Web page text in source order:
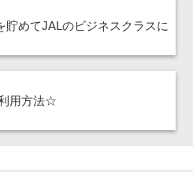
貯めてJALのビジネスクラスに
用方法☆